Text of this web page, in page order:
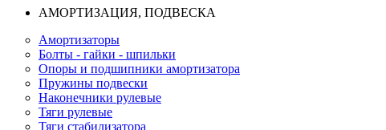
АМОРТИЗАЦИЯ, ПОДВЕСКА
Амортизаторы
Болты - гайки - шпильки
Опоры и подшипники амортизатора
Пружины подвески
Наконечники рулевые
Тяги рулевые
Тяги стабилизатора